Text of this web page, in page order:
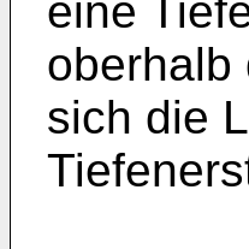
eine
oberhalb
sich die